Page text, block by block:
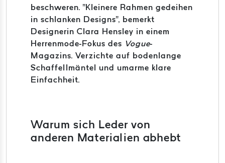
beschweren. "Kleinere Rahmen gedeihen
in schlanken Designs", bemerkt
Designerin Clara Hensley in einem
Herrenmode-Fokus des Vogue-
Magazins. Verzichte auf bodenlange
Schaffellmäntel und umarme klare
Einfachheit.
Warum sich Leder von
anderen Materialien abhebt